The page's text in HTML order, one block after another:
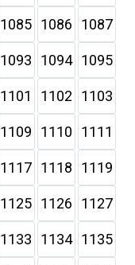
1085 1086 1087
1093 1094 1095
1101 1102 1103
1109 1110 1111
1117 1118 1119
1125 1126 1127
1133 1134 1135